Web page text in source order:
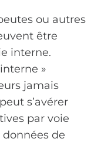
ou autres
être
interne.
»
jamais
s’avérer
par voie
de